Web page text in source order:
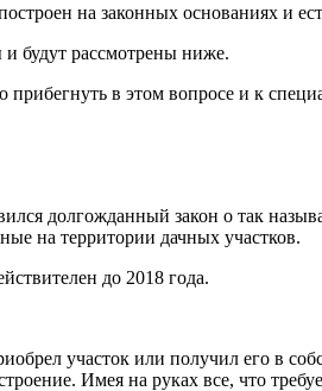
на законных основаниях и
будут рассмотрены ниже.
в этом вопросе и к
долгожданный закон о так
на территории дачных участков.
до 2018 года.
участок или получил его в
Имея на руках все, что